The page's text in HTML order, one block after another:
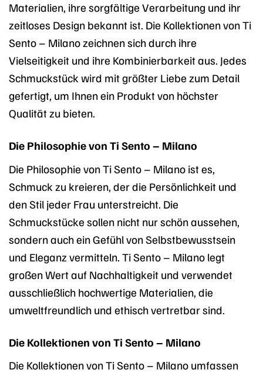
Materialien, ihre sorgfältige Verarbeitung und ihr
zeitloses Design bekannt ist. Die Kollektionen von Ti
Sento – Milano zeichnen sich durch ihre
Vielseitigkeit und ihre Kombinierbarkeit aus. Jedes
Schmuckstück wird mit größter Liebe zum Detail
gefertigt, um Ihnen ein Produkt von höchster
Qualität zu bieten.
Die Philosophie von Ti Sento – Milano
Die Philosophie von Ti Sento – Milano ist es,
Schmuck zu kreieren, der die Persönlichkeit und
den Stil jeder Frau unterstreicht. Die
Schmuckstücke sollen nicht nur schön aussehen,
sondern auch ein Gefühl von Selbstbewusstsein
und Eleganz vermitteln. Ti Sento – Milano legt
großen Wert auf Nachhaltigkeit und verwendet
ausschließlich hochwertige Materialien, die
umweltfreundlich und ethisch vertretbar sind.
Die Kollektionen von Ti Sento – Milano
Die Kollektionen von Ti Sento – Milano umfassen